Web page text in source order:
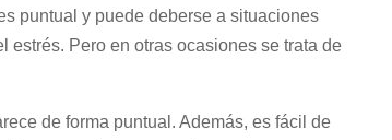
puntual y puede deberse a situaciones
estrés. Pero en otras ocasiones se trata de
de forma puntual. Además, es fácil de